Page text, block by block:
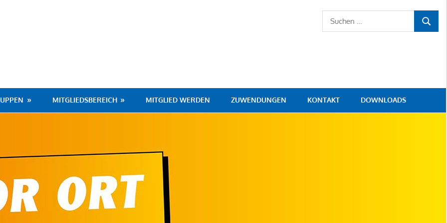
Suchen
nach:
MITGLIEDSBEREICH MITGLIED WERDEN ZUWENDUNGEN KONTAKT DOWNLOADS